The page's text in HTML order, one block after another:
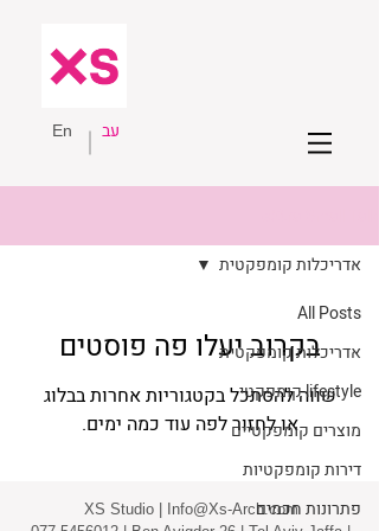
En עב
All Posts
אדריכלות קומפקטית
lifestyle קומפקטי
מוצרים קומפקטיים
דירות קומפקטיות
פתרונות חכמים
אדריכלות קומפקטית
בקרוב יעלו פה פוסטים
שווה להסתכל בקטגוריות אחרות בבלוג
או לחזור לפה עוד כמה ימים.
XS Studio |
Info@Xs-Arch.com